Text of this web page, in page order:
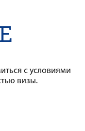
с условиями
визы.